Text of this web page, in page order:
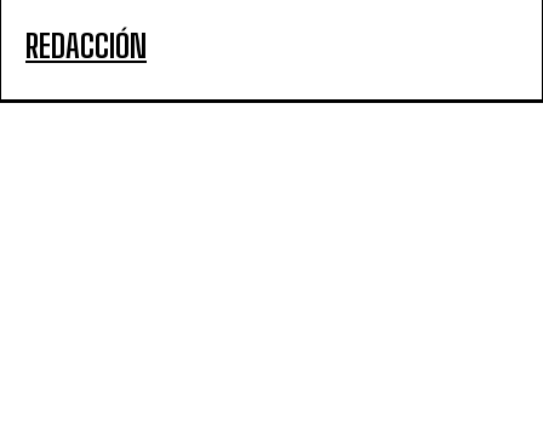
REDACCIÓN